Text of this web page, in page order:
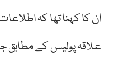
ان کا کہنا تھا کہ اطلاعات کے مطابق 17 افراد جاں بحق ہوئے ہیں
علاقہ پولیس کے مطابق